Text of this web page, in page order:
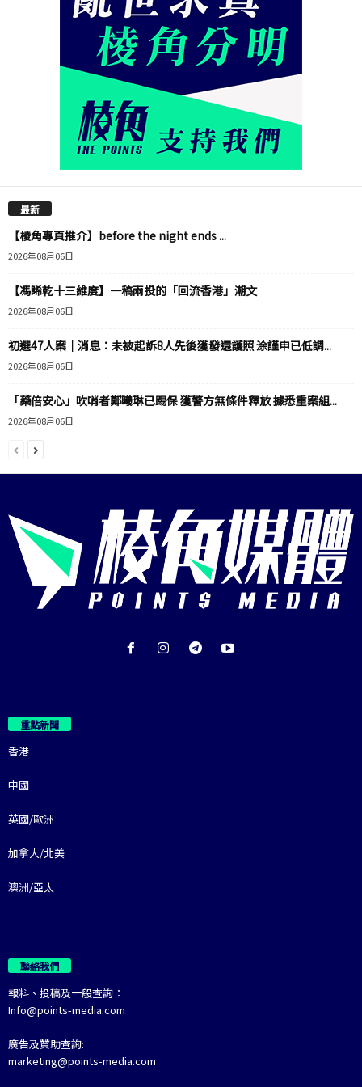
最新
【棱角專頁推介】before the night ends ...
2026年08月06日
【馮睎乾十三維度】一稿兩投的「回流香港」潮文
2026年08月06日
初選47人案｜消息：未被起訴8人先後獲發還護照 涂謹申已低調...
2026年08月06日
「藥倍安心」吹哨者鄭曦琳已踢保 獲警方無條件釋放 據悉重案組...
2026年08月06日
重點新聞
香港
中國
英國/歐洲
加拿大/北美
澳洲/亞太
聯絡我們
報料、投稿及一般查詢：
Info@points-media.com
廣告及贊助查詢:
marketing@points-media.com